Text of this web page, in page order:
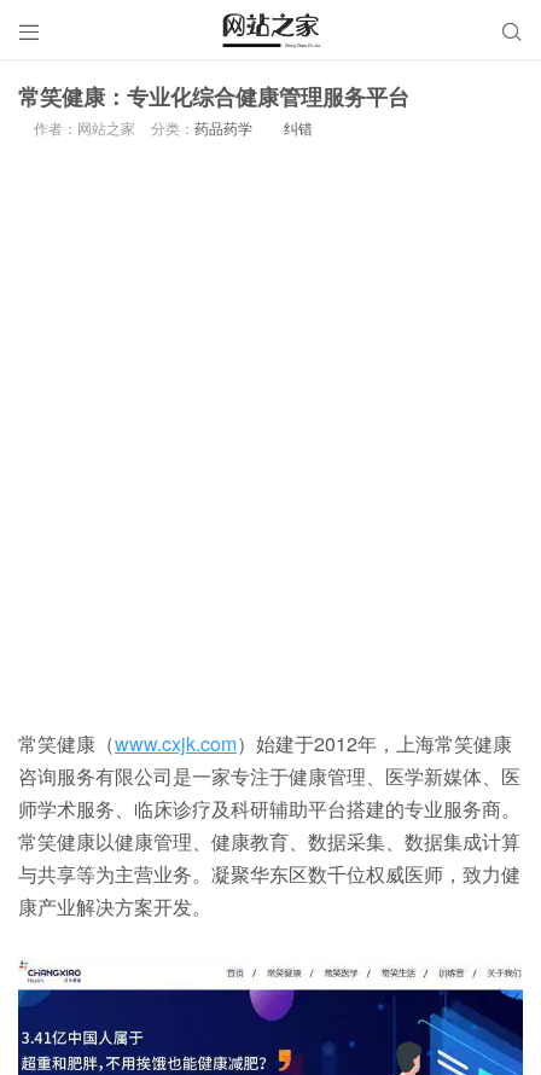
 
常笑健康：专业化综合健康管理服务平台
作者：网站之家 分类： 药品药学 纠错
常笑健康（www.cxjk.com）始建于2012年，上海常笑健康
咨询服务有限公司是一家专注于健康管理、医学新媒体、医
师学术服务、临床诊疗及科研辅助平台搭建的专业服务商。
常笑健康以健康管理、健康教育、数据采集、数据集成计算
与共享等为主营业务。凝聚华东区数千位权威医师，致力健
康产业解决方案开发。